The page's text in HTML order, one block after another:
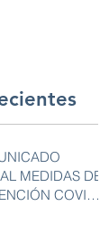
MEDIDAS DE
COVID